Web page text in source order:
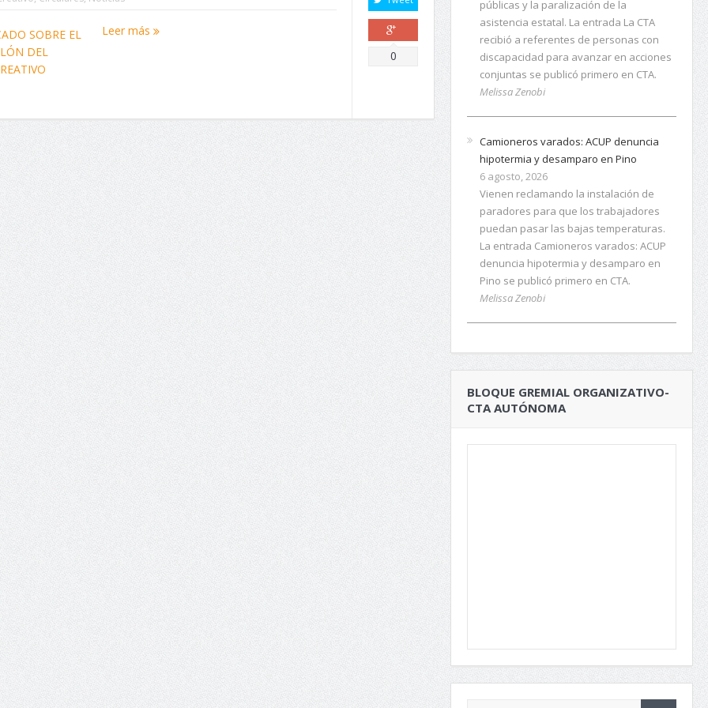
Leer más
Comparte
0
públicas y la paralización de la
asistencia estatal. La entrada La CTA
recibió a referentes de personas con
discapacidad para avanzar en acciones
conjuntas se publicó primero en CTA.
Melissa Zenobi
Camioneros varados: ACUP denuncia
hipotermia y desamparo en Pino
6 agosto, 2026
Vienen reclamando la instalación de
paradores para que los trabajadores
puedan pasar las bajas temperaturas.
La entrada Camioneros varados: ACUP
denuncia hipotermia y desamparo en
Pino se publicó primero en CTA.
Melissa Zenobi
BLOQUE GREMIAL ORGANIZATIVO-
CTA AUTÓNOMA